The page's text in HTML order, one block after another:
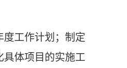
工作计划；制定
体项目的实施工